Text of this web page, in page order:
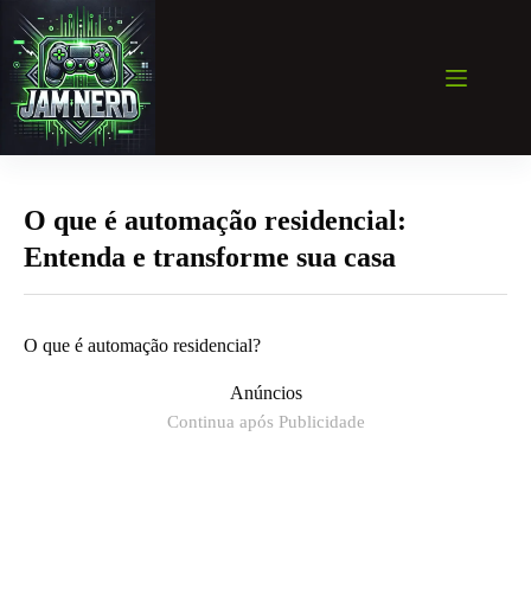
para
conteúdo
O que é automação residencial:
Entenda e transforme sua casa
O que é automação residencial?
Anúncios
Continua após Publicidade